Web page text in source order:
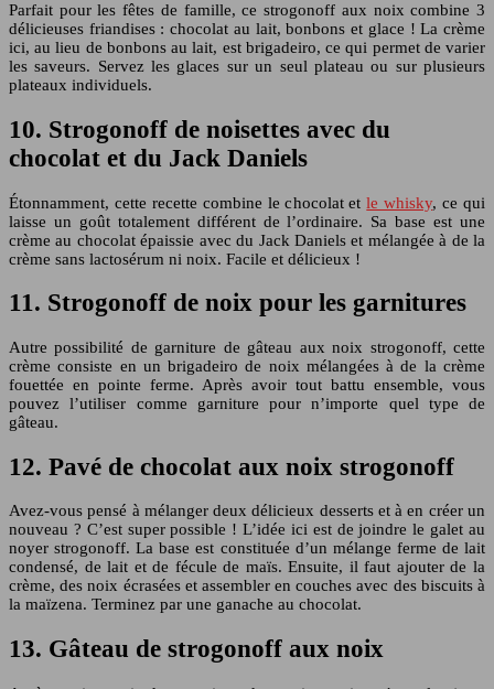
Parfait pour les fêtes de famille, ce strogonoff aux noix combine 3
délicieuses friandises : chocolat au lait, bonbons et glace ! La crème
ici, au lieu de bonbons au lait, est brigadeiro, ce qui permet de varier
les saveurs. Servez les glaces sur un seul plateau ou sur plusieurs
plateaux individuels.
10. Strogonoff de noisettes avec du
chocolat et du Jack Daniels
Étonnamment, cette recette combine le chocolat etle whisky, ce qui
laisse un goût totalement différent de l’ordinaire. Sa base est une
crème au chocolat épaissie avec du Jack Daniels et mélangée à de la
crème sans lactosérum ni noix. Facile et délicieux !
11. Strogonoff de noix pour les garnitures
Autre possibilité de garniture de gâteau aux noix strogonoff, cette
crème consiste en un brigadeiro de noix mélangées à de la crème
fouettée en pointe ferme. Après avoir tout battu ensemble, vous
pouvez l’utiliser comme garniture pour n’importe quel type de
gâteau.
12. Pavé de chocolat aux noix strogonoff
Avez-vous pensé à mélanger deux délicieux desserts et à en créer un
nouveau ? C’est super possible ! L’idée ici est de joindre le galet au
noyer strogonoff. La base est constituée d’un mélange ferme de lait
condensé, de lait et de fécule de maïs. Ensuite, il faut ajouter de la
crème, des noix écrasées et assembler en couches avec des biscuits à
la maïzena. Terminez par une ganache au chocolat.
13. Gâteau de strogonoff aux noix